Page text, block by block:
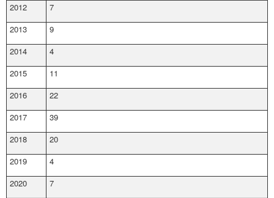
2012
7
2013
9
2014
4
2015
11
2016
22
2017
39
2018
20
2019
4
2020
7